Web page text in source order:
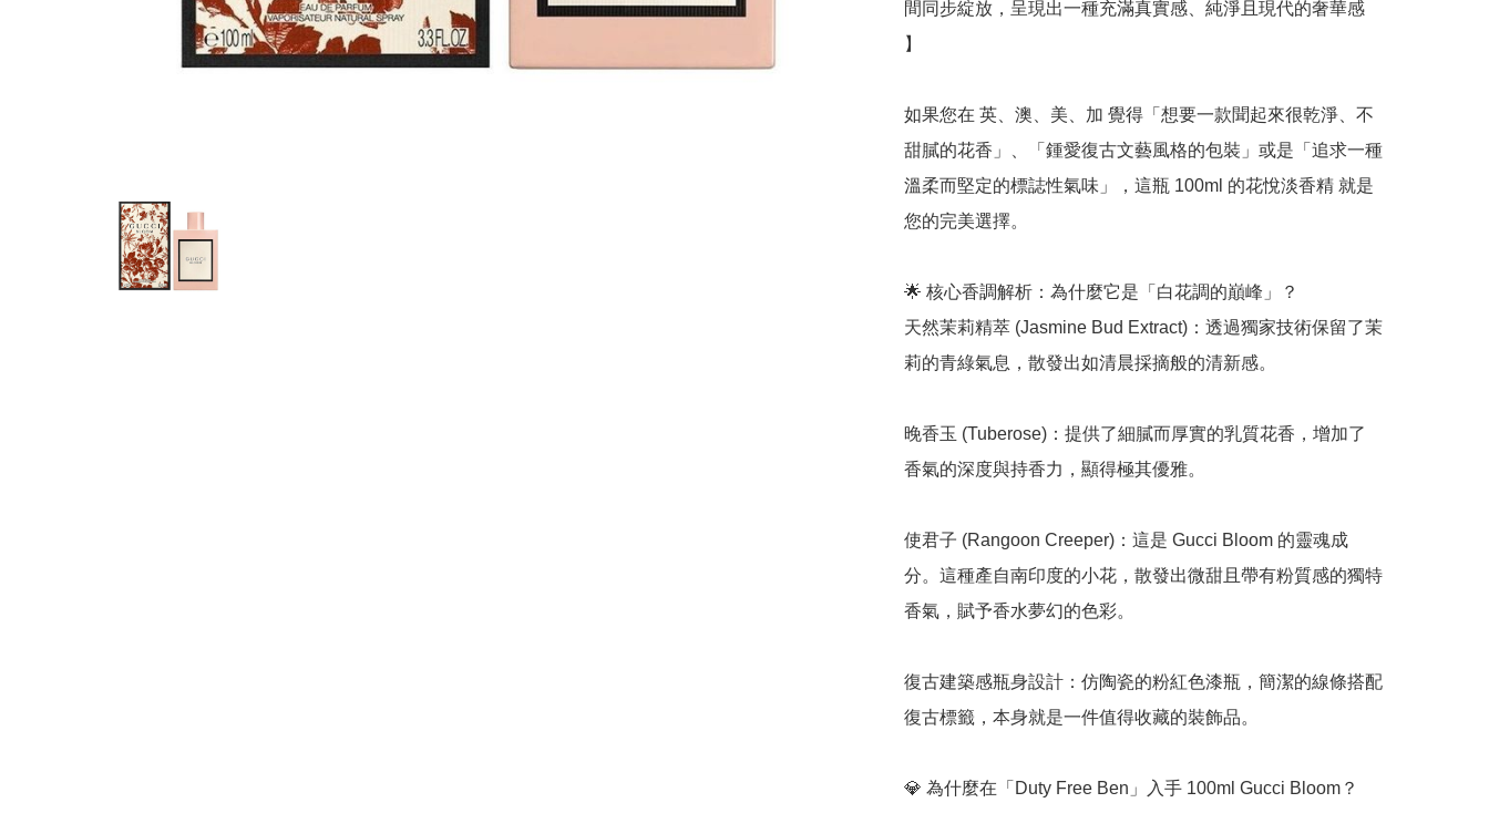
間同步綻放，呈現出一種充滿真實感、純淨且現代的奢華感
】
如果您在 英、澳、美、加 覺得「想要一款聞起來很乾淨、不
甜膩的花香」、「鍾愛復古文藝風格的包裝」或是「追求一種
溫柔而堅定的標誌性氣味」，這瓶 100ml 的花悅淡香精 就是
您的完美選擇。
🌟 核心香調解析：為什麼它是「白花調的巔峰」？
天然茉莉精萃 (Jasmine Bud Extract)：透過獨家技術保留了茉
莉的青綠氣息，散發出如清晨採摘般的清新感。
晚香玉 (Tuberose)：提供了細膩而厚實的乳質花香，增加了
香氣的深度與持香力，顯得極其優雅。
使君子 (Rangoon Creeper)：這是 Gucci Bloom 的靈魂成
分。這種產自南印度的小花，散發出微甜且帶有粉質感的獨特
香氣，賦予香水夢幻的色彩。
復古建築感瓶身設計：仿陶瓷的粉紅色漆瓶，簡潔的線條搭配
復古標籤，本身就是一件值得收藏的裝飾品。
💎 為什麼在「Duty Free Ben」入手 100ml Gucci Bloom？